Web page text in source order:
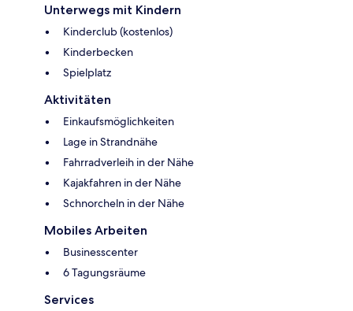
Unterwegs mit Kindern
Kinderclub (kostenlos)
Kinderbecken
Spielplatz
Aktivitäten
Einkaufsmöglichkeiten
Lage in Strandnähe
Fahrradverleih in der Nähe
Kajakfahren in der Nähe
Schnorcheln in der Nähe
Mobiles Arbeiten
Businesscenter
6 Tagungsräume
Services